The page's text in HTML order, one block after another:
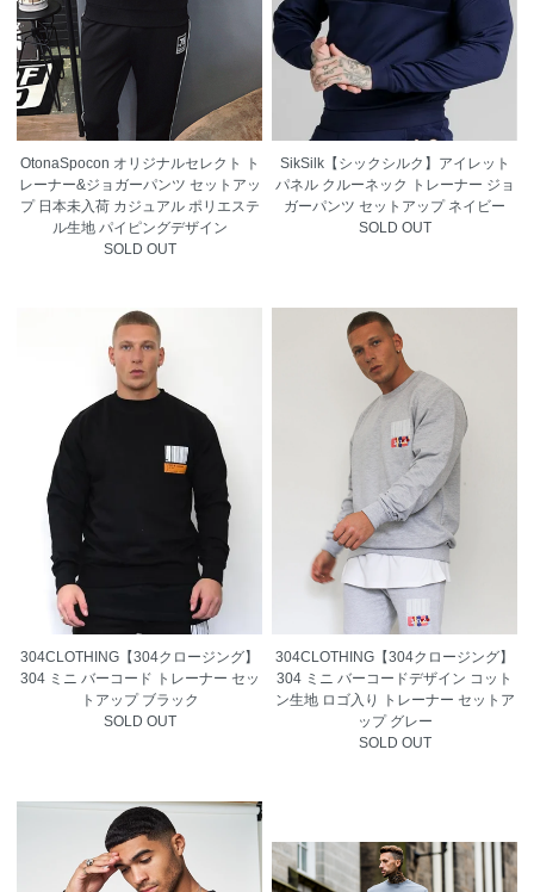
OtonaSpocon オリジナルセレクト ト
レーナー&ジョガーパンツ セットアッ
プ 日本未入荷 カジュアル ポリエステ
ル生地 パイピングデザイン
SOLD OUT
SikSilk【シックシルク】アイレット
パネル クルーネック トレーナー ジョ
ガーパンツ セットアップ ネイビー
SOLD OUT
304CLOTHING【304クロージング】
304 ミニ バーコード トレーナー セッ
トアップ ブラック
SOLD OUT
304CLOTHING【304クロージング】
304 ミニ バーコードデザイン コット
ン生地 ロゴ入り トレーナー セットア
ップ グレー
SOLD OUT